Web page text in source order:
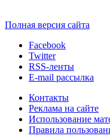
Полная версия сайта
Facebook
Twitter
RSS-ленты
E-mail рассылка
Контакты
Реклама на сайте
Использование
Правила